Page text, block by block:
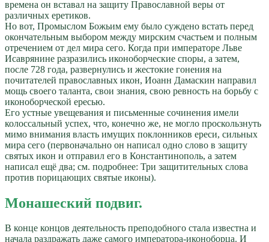
времена он вставал на защиту Православной веры от
различных еретиков.
Но вот, Промыслом Божьим ему было суждено встать перед
окончательным выбором между мирским счастьем и полным
отречением от дел мира сего. Когда при императоре Льве
Исаврянине разразились иконоборческие споры, а затем,
после 728 года, развернулись и жестокие гонения на
почитателей православных икон, Иоанн Дамаскин направил
мощь своего таланта, свои знания, свою ревность на борьбу с
иконоборческой ересью.
Его устные увещевания и письменные сочинения имели
колоссальный успех, что, конечно же, не могло проскользнуть
мимо внимания власть имущих поклонников ереси, сильных
мира сего (первоначально он написал одно слово в защиту
святых икон и отправил его в Константинополь, а затем
написал ещё два; см. подробнее: Три защитительных слова
против порицающих святые иконы).
Монашеский подвиг.
В конце концов деятельность преподобного стала известна и
начала раздражать даже самого императора-иконоборца. И